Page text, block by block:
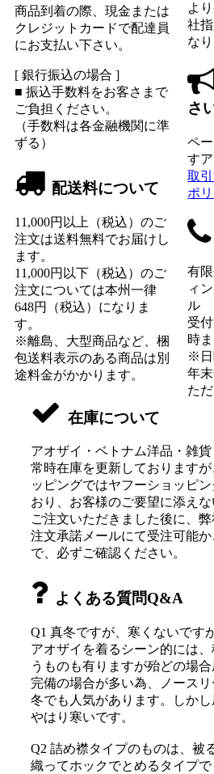
商品到着の際、現金または
クレジットカードで配達員
にお支払い下さい。
[ 銀行振込の場合 ]
■ 振込手数料をお客さまで
ご負担ください。
（手数料は各金融機関に準
ずる）
配送料について
11,000円以上（税込）のご
注文は送料無料でお届けし
ます。
11,000円以下（税込）のご
注文については本州一律
648円（税込）になりま
す。
※離島、大型商品など、梱
包送料表示のある商品は別
途料金がかかります。
よ
社
なり
さ
ペ
す
取
ポ
有
ィ
ル
受
時
※日
年
た
在庫について
アオザイ・ベトナム洋品・雑
常時在庫を更新しております
ッピングではヤフーショッピ
おり、お客様のご要望に添えな
ご注文いただきました後に、
注文承諾メールにて受注可能
で、必ずご確認ください。
よくある質問Q&A
Q1 真冬ですが、寒くないです
アオザイを着るシーン的には
うものも有りますが殆どの場
完備の場合が多い為、ノース
冬でも人気があります。しか
やはり寒いです。
Q2 詰め襟タイプのものは、被
織ってホックでとめるタイプで